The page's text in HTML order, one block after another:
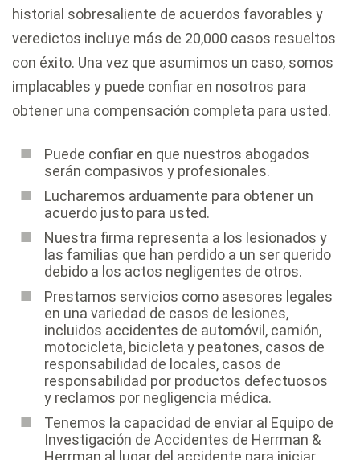
historial sobresaliente de acuerdos favorables y
veredictos incluye más de 20,000 casos resueltos
con éxito. Una vez que asumimos un caso, somos
implacables y puede confiar en nosotros para
obtener una compensación completa para usted.
Puede confiar en que nuestros abogados
serán compasivos y profesionales.
Lucharemos arduamente para obtener un
acuerdo justo para usted.
Nuestra firma representa a los lesionados y
las familias que han perdido a un ser querido
debido a los actos negligentes de otros.
Prestamos servicios como asesores legales
en una variedad de casos de lesiones,
incluidos accidentes de automóvil, camión,
motocicleta, bicicleta y peatones, casos de
responsabilidad de locales, casos de
responsabilidad por productos defectuosos
y reclamos por negligencia médica.
Tenemos la capacidad de enviar al Equipo de
Investigación de Accidentes de Herrman &
Herrman al lugar del accidente para iniciar